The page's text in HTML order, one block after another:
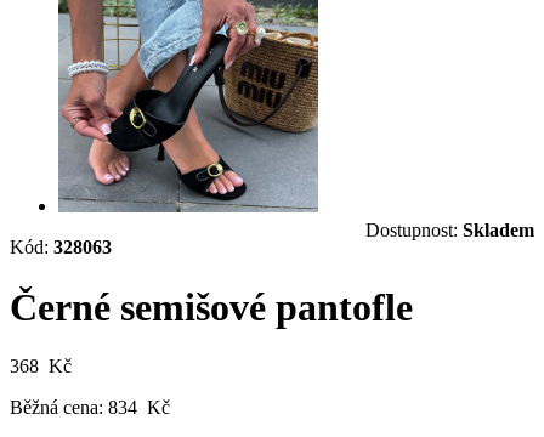
Kód: 328063
Dostupnost: Skladem
Černé semišové pantofle
368 Kč
Běžná cena: 834 Kč